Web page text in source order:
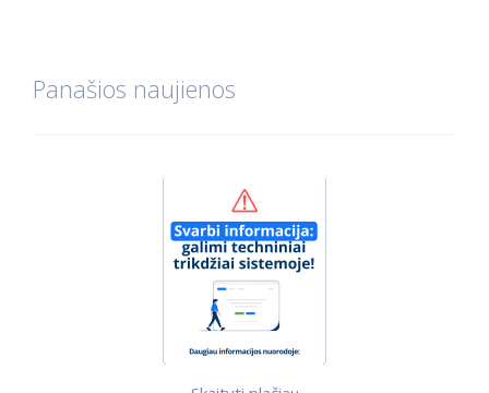
Panašios naujienos